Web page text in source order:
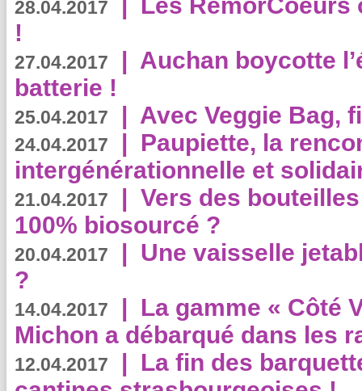
28.04.2017
!
27.04.2017 | Auchan boycotte
batterie !
25.04.2017 | Avec Veggie Bag,
24.04.2017 | Paupiette, la
intergénérationnelle et
21.04.2017 | Vers des
100% biosourcé ?
20.04.2017 | Une vaisselle
?
14.04.2017 | La gamme « Côté
Michon a débarqué dans les
12.04.2017 | La fin des